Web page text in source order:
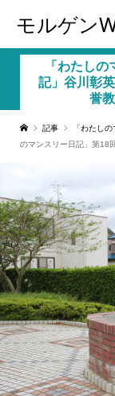
モルゲン
「わたしの
記」谷川彰
誉教
記事 「わたし
のマンスリー日記」第